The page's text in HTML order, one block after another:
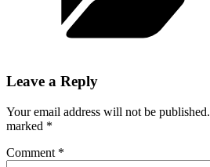
Leave a Reply
Your email address will not be published.
marked *
Comment *